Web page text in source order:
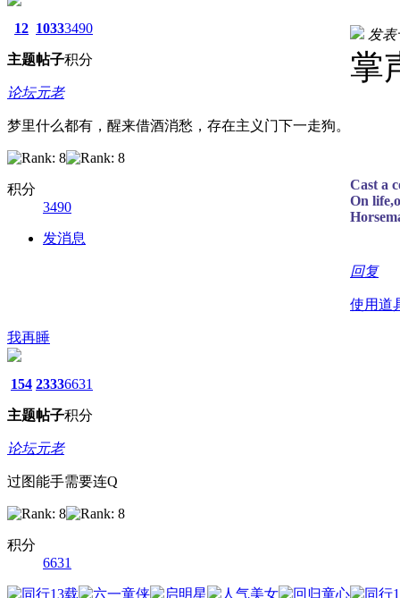
12
主题
1033
帖子
3490
积分
论坛元老
梦里什么都有，醒来借酒消愁，存在主义门下一走狗。
积分
3490
发消息
发表
掌
Cast a
On
回复
使用道
我再睡
154
主题
2333
帖子
6631
积分
论坛元老
过图能手需要连Q
积分
6631